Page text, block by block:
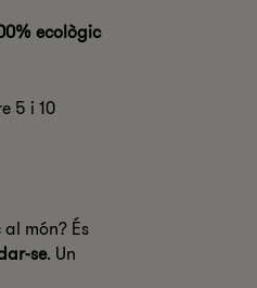
ecològic
5 i 10
món? És
se. Un